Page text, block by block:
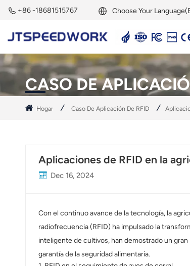
+86 -18681515767 Choose Your
English
Français
Deutsch
Español
CASO DE
Hogar Caso De Aplicación De RFID
Aplicaciones de RFID en la
Dec 16, 2024
Con el continuo avance de la tecnología, la
radiofrecuencia (RFID) ha impulsado la
inteligente de cultivos, han demostrado un
garantía de la seguridad alimentaria.